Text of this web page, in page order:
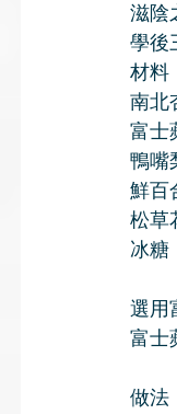
滋陰
學後
材料
南北
富士
鴨嘴
鮮百
松草
冰糖
選用
富士
做法